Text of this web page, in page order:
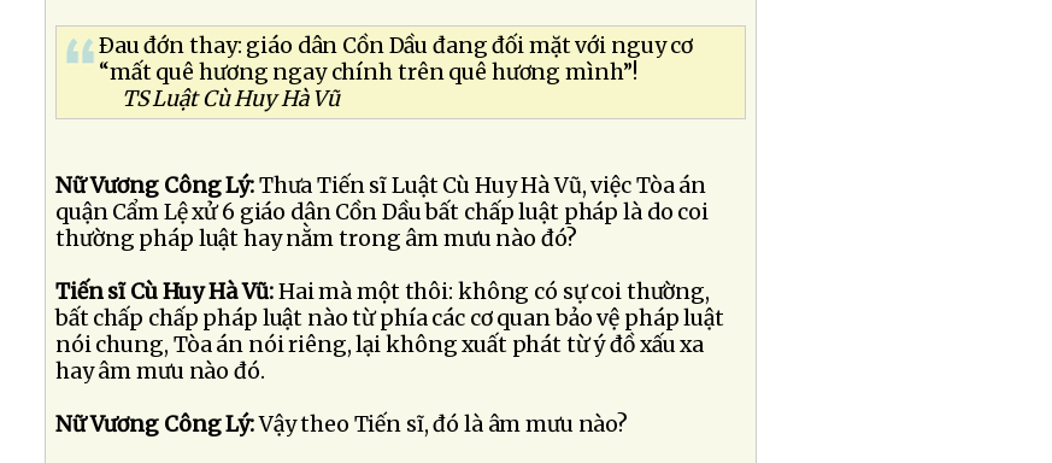
Ðau đớn thay: giáo dân Cồn Dầu đang đối mặt với nguy cơ
“mất quê hương ngay chính trên quê hương mình”!
TS Luật Cù Huy Hà Vũ
Nữ Vương Công Lý:Thưa Tiến sĩ Luật Cù Huy Hà Vũ, việc Tòa án
quận Cẩm Lệ xử 6 giáo dân Cồn Dầu bất chấp luật pháp là do coi
thường pháp luật hay nằm trong âm mưu nào đó?
Tiến sĩ Cù Huy Hà Vũ:Hai mà một thôi: không có sự coi thường,
bất chấp chấp pháp luật nào từ phía các cơ quan bảo vệ pháp luật
nói chung, Tòa án nói riêng, lại không xuất phát từ ý đồ xấu xa
hay âm mưu nào đó.
Nữ Vương Công Lý:Vậy theo Tiến sĩ, đó là âm mưu nào?